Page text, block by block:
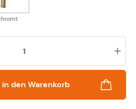
den Warenkorb